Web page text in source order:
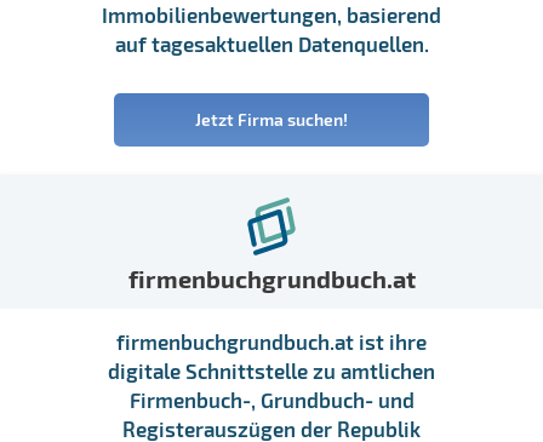
Immobilienbewertungen, basierend
auf tagesaktuellen Datenquellen.
Jetzt Firma suchen!
firmenbuchgrundbuch.at
firmenbuchgrundbuch.at ist ihre
digitale Schnittstelle zu amtlichen
Firmenbuch-, Grundbuch- und
Registerauszügen der Republik